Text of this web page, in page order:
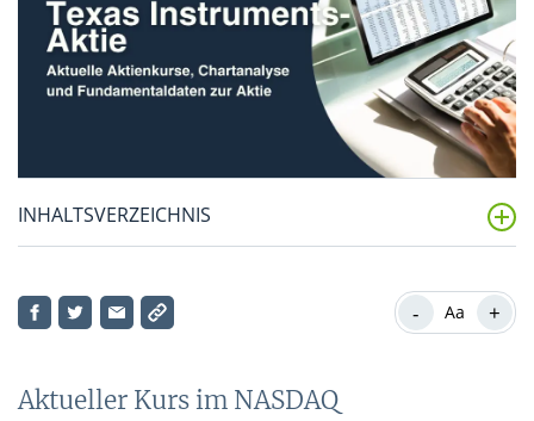
INHALTSVERZEICHNIS
Konkurrenz
Überblick
- Aa +
Aktueller Kurs im NASDAQ